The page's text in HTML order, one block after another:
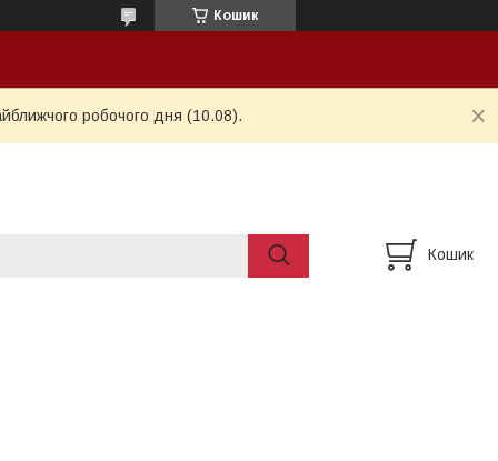
Кошик
робочого дня (10.08).
Кошик